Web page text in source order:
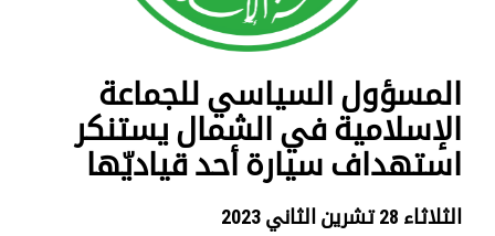
المسؤول السياسي للجماعة
الإسلامية في الشمال يستنكر
استهداف سيارة أحد قياديّها
الثلاثاء 28 تشرين الثاني 2023